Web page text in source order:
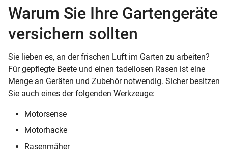
Warum Sie Ihre Gartengeräte
versichern sollten
Sie lieben es, an der frischen Luft im Garten zu arbeiten?
Für gepflegte Beete und einen tadellosen Rasen ist eine
Menge an Geräten und Zubehör notwendig. Sicher besitzen
Sie auch eines der folgenden Werkzeuge:
Motorsense
Motorhacke
Rasenmäher